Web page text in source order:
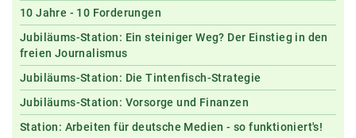
10 Jahre - 10 Forderungen
Jubiläums-Station: Ein steiniger Weg? Der Einstieg in den
freien Journalismus
Jubiläums-Station: Die Tintenfisch-Strategie
Jubiläums-Station: Vorsorge und Finanzen
Station: Arbeiten für deutsche Medien - so funktioniert's!